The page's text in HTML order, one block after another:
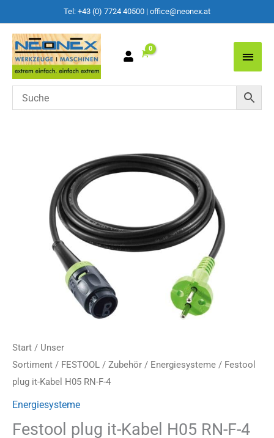
Tel: +43 (0) 7724 40500 | office@neonex.at
Main
Start / Unser
Sortiment / FESTOOL / Zubehör / Energiesysteme / Festool
plug it-Kabel H05 RN-F-4
Energiesysteme
Festool plug it-Kabel H05 RN-F-4